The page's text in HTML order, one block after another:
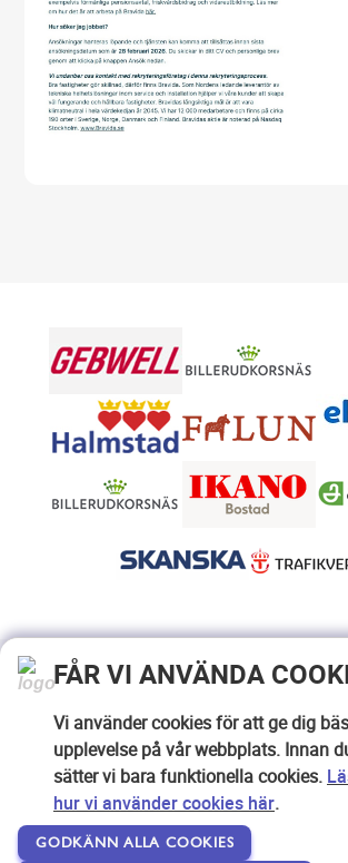
FÅR VI ANVÄNDA
Vi använder cookies för att ge dig
upplevelse på vår webbplats. Innan
sätter vi bara funktionella cookies.
hur vi använder cookies här.
GODKÄNN ALLA COOKIES